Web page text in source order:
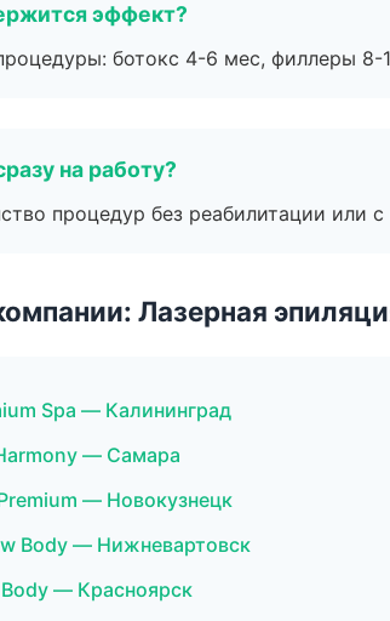
эффект?
ботокс 4-6 мес, филлеры
на работу?
процедур без реабилитации или
Лазерная
Spa — Калининград
— Самара
— Новокузнецк
Body — Нижневартовск
— Красноярск